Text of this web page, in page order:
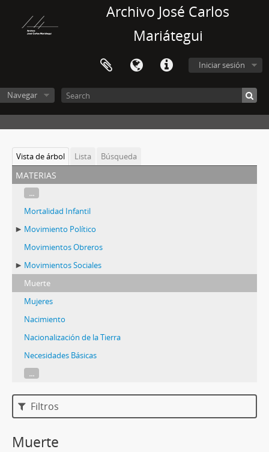
Archivo José Carlos
Mariátegui
Iniciar sesión
Navegar
Vista de árbol Lista Búsqueda
materias
...
Mortalidad Infantil
Movimiento Político
Movimientos Obreros
Movimientos Sociales
Muerte
Mujeres
Nacimiento
Nacionalización de la Tierra
Necesidades Básicas
...
Filtros
Muerte